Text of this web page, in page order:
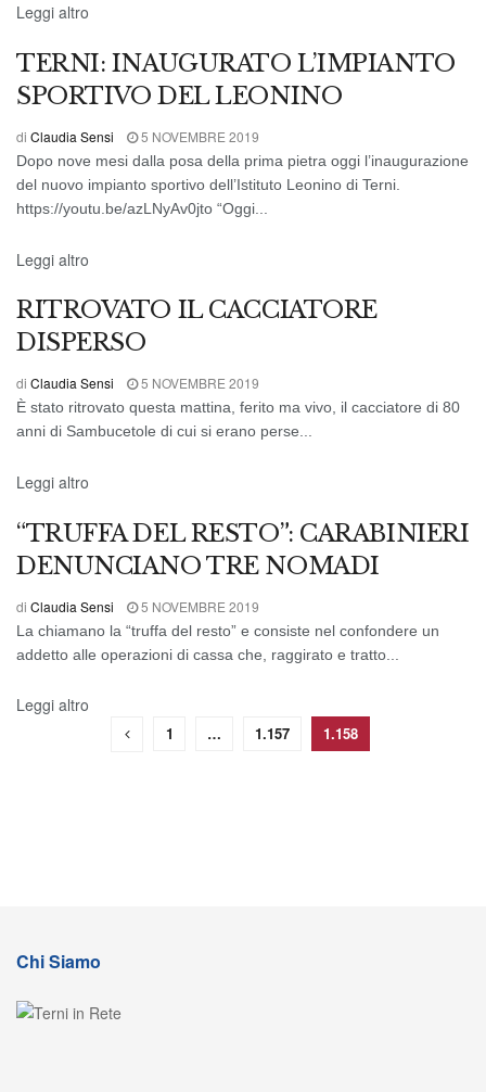
Leggi altro
CRONACA
TERNI: INAUGURATO L’IMPIANTO
SPORTIVO DEL LEONINO
di Claudia Sensi 5 NOVEMBRE 2019
Dopo nove mesi dalla posa della prima pietra oggi l’inaugurazione
del nuovo impianto sportivo dell’Istituto Leonino di Terni.
https://youtu.be/azLNyAv0jto “Oggi...
Leggi altro
CRONACA DI AMELIA
RITROVATO IL CACCIATORE
DISPERSO
di Claudia Sensi 5 NOVEMBRE 2019
È stato ritrovato questa mattina, ferito ma vivo, il cacciatore di 80
anni di Sambucetole di cui si erano perse...
Leggi altro
CRONACA
“TRUFFA DEL RESTO”: CARABINIERI
DENUNCIANO TRE NOMADI
di Claudia Sensi 5 NOVEMBRE 2019
La chiamano la “truffa del resto” e consiste nel confondere un
addetto alle operazioni di cassa che, raggirato e tratto...
Leggi altro
1 … 1.157 1.158
Chi Siamo